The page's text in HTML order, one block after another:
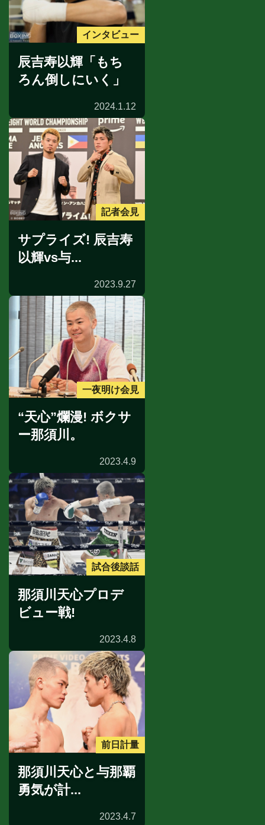
インタビュー
辰吉寿以輝「もち
ろん倒しにいく」
2024.1.12
記者会見
サプライズ! 辰吉寿
以輝vs与...
2023.9.27
一夜明け会見
“天心”爛漫! ボクサ
ー那須川。
2023.4.9
試合後談話
那須川天心プロデ
ビュー戦!
2023.4.8
前日計量
那須川天心と与那覇
勇気が計...
2023.4.7